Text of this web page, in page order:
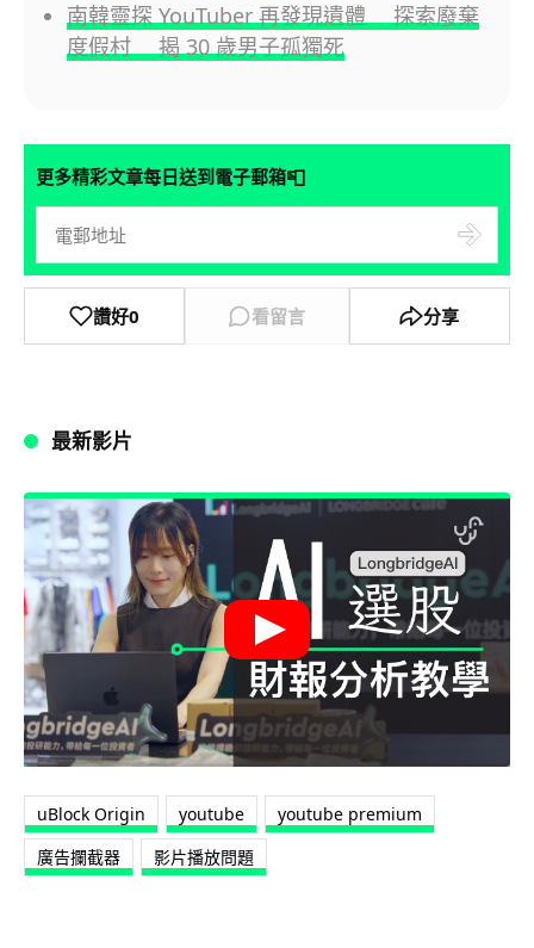
南韓靈探 YouTuber 再發現遺體 探索廢棄
度假村 揭 30 歲男子孤獨死
更多精彩文章每日送到電子郵箱📮
讚好0 看留言 分享
最新影片
uBlock Origin youtube
youtube premium
廣告攔截器
影片播放問題